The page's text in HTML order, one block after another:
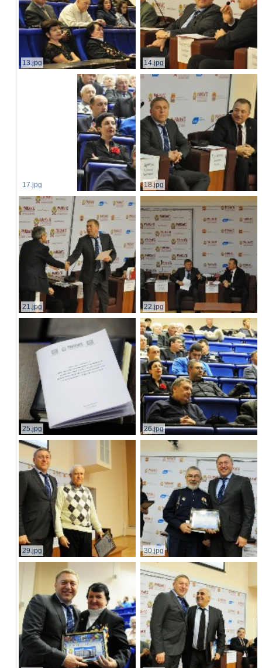
13.jpg 14.jpg
17.jpg 18.jpg
21.jpg 22.jpg
25.jpg 26.jpg
29.jpg 30.jpg